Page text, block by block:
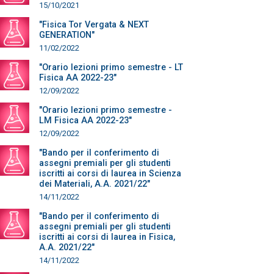
15/10/2021
"Fisica Tor Vergata & NEXT
GENERATION"
11/02/2022
"Orario lezioni primo semestre - LT
Fisica AA 2022-23"
12/09/2022
"Orario lezioni primo semestre -
LM Fisica AA 2022-23"
12/09/2022
"Bando per il conferimento di
assegni premiali per gli studenti
iscritti ai corsi di laurea in Scienza
dei Materiali, A.A. 2021/22"
14/11/2022
"Bando per il conferimento di
assegni premiali per gli studenti
iscritti ai corsi di laurea in Fisica,
A.A. 2021/22"
14/11/2022